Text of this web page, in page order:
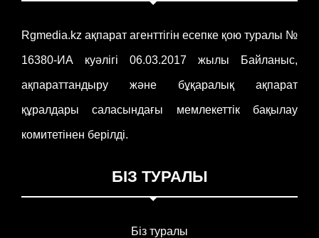
Rgmedia.kz ақпарат агенттігін есепке қою туралы №
16380-ИА куәлігі 06.03.2017 жылы Байланыс,
ақпараттандыру және бұқаралық ақпарат
құралдары саласындағы мемлекеттік бақылау
комитетінен берілді.
БІЗ ТУРАЛЫ
Біз туралы